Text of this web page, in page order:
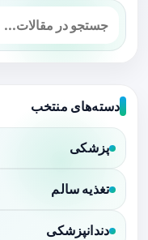
دسته‌های منتخب
پزشکی
تغذیه سالم
دندانپزشکی